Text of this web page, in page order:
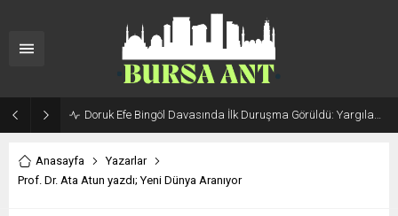
Doruk Efe Bingöl Davasında İlk Duruşma Görüldü: Yargılama 20 Ekim 2026’ya Ertelendi
Anasayfa
Yazarlar
Prof. Dr. Ata Atun yazdı; Yeni Dünya Aranıyor